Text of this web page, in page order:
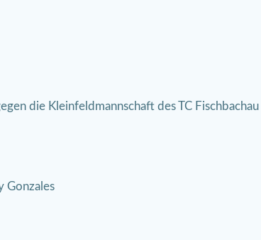
die Kleinfeldmannschaft des TC
Gonzales